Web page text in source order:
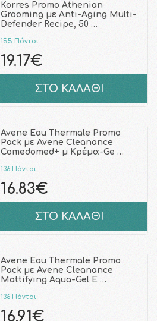
Korres Promo Athenian
Grooming με Anti-Aging Multi-
Defender Recipe, 50 …
155 Πόντοι
19.17€
ΣΤΟ ΚΑΛΑΘΙ
Avene Eau Thermale Promo
Pack με Avene Cleanance
Comedomed+ μ Κρέμα-Ge …
136 Πόντοι
16.83€
ΣΤΟ ΚΑΛΑΘΙ
Avene Eau Thermale Promo
Pack με Avene Cleanance
Mattifying Aqua-Gel Ε …
136 Πόντοι
16.91€